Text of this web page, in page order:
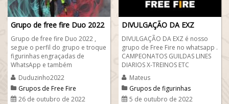
Grupo de free fire Duo 2022
Grupo de free fire Duo 2022 ,
segue o perfil do grupo e troque
figurinhas engraçadas de
WhatsApp e também
compartilhe figurinhas free fire .
Faça amizades...
Duduzinho2022
Grupos de Free Fire
26 de outubro de 2022
DIVULGAÇÃO DA EXZ
DIVULGAÇÃO DA EXZ é nosso
grupo de Free Fire no whatsapp .
CAMPEONATOS GUILDAS LINES
DIARIOS X-TREINOS ETC
Mateus
Grupos de figurinhas
engraçadas
5 de outubro de 2022